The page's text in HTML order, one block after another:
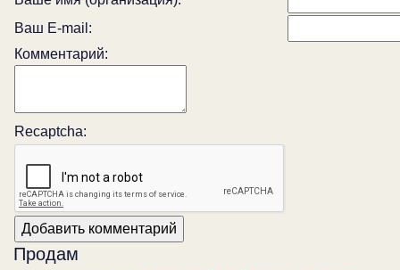
Ваш E-mail:
Комментарий:
Recaptcha:
Продам